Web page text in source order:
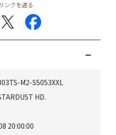
ンクを送る
M2-S5053XXL
HD.
20:00:00